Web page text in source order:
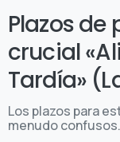
Plazos de
crucial
Tardía»
Los plazos para
menudo confusos.